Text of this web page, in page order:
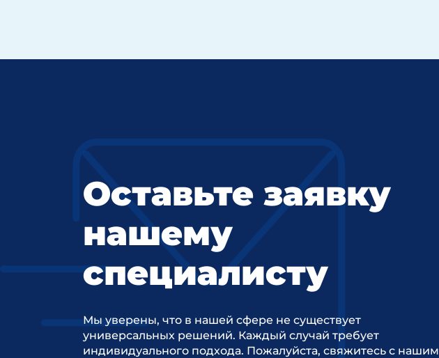
Оставьте заявку
нашему
специалисту
Мы уверены, что в нашей сфере не существует
универсальных решений. Каждый случай требует
индивидуального подхода. Пожалуйста, свяжитесь с нашим